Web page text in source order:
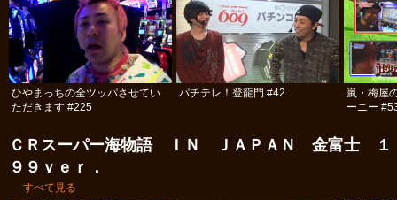
ひやまっちの全ツッパさせてい
ただきます #225
パチテレ！登龍門 #42
嵐・梅屋
ーニー
ＣＲスーパー海物語 ＩＮ ＪＡＰＡＮ 金富士 １
９９ｖｅｒ．
すべて見る